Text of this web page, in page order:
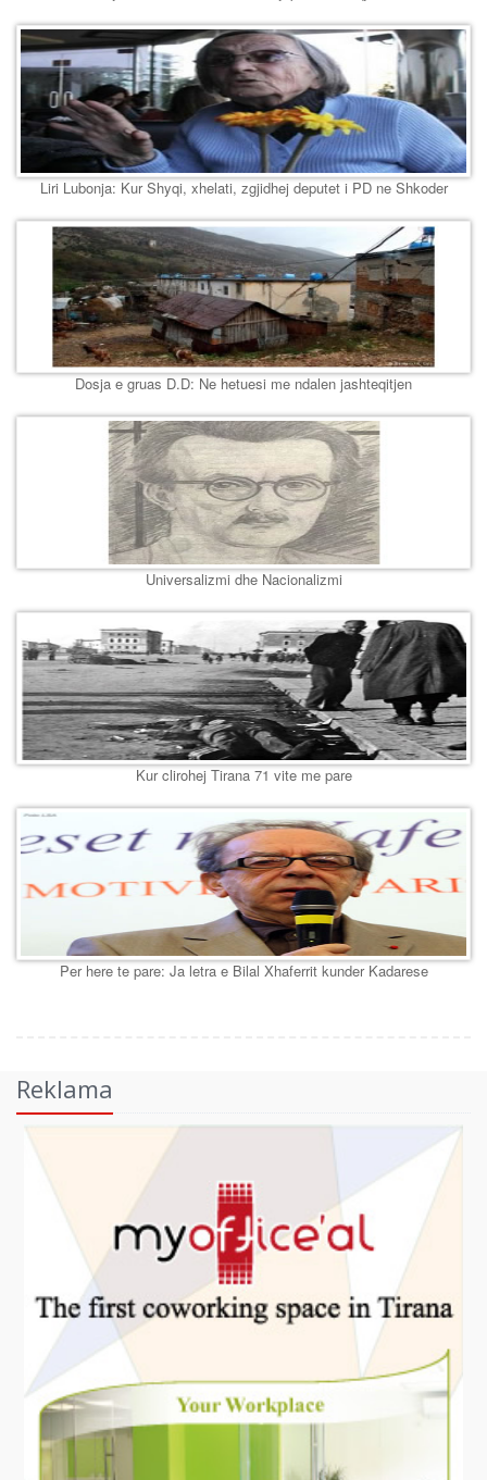
Liri Lubonja: Kur Shyqi, xhelati, zgjidhej deputet i PD ne Shkoder
Dosja e gruas D.D: Ne hetuesi me ndalen jashteqitjen
Universalizmi dhe Nacionalizmi
Kur clirohej Tirana 71 vite me pare
Per here te pare: Ja letra e Bilal Xhaferrit kunder Kadarese
Reklama